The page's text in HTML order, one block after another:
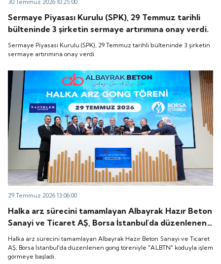
30 Temmuz 2026 10:25:00
Sermaye Piyasası Kurulu (SPK), 29 Temmuz tarihli
bülteninde 3 şirketin sermaye artırımına onay verdi.
Sermaye Piyasası Kurulu (SPK), 29 Temmuz tarihli bülteninde 3 şirketin
sermaye artırımına onay verdi.
29 Temmuz 2026 13:06:00
Halka arz sürecini tamamlayan Albayrak Hazır Beton
Sanayi ve Ticaret AŞ, Borsa İstanbul'da düzenlenen
gong töreniyle "ALBTN" koduyla işlem görmeye
başladı.
Halka arz sürecini tamamlayan Albayrak Hazır Beton Sanayi ve Ticaret
AŞ, Borsa İstanbul'da düzenlenen gong töreniyle "ALBTN" koduyla işlem
görmeye başladı.